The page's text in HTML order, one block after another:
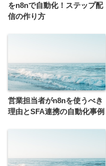
をn8nで自動化！ステップ配
信の作り方
営業担当者がn8nを使うべき
理由とSFA連携の自動化事例